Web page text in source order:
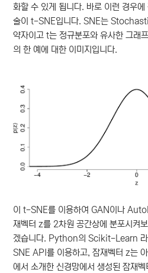
화할 수 있게 됩니다. 바로 이런 경우에
술이 t-SNE입니다. SNE는
약자이고 t는 정규분포와 유사한 그래
의 한 예에 대한 이미지입니다.
이 t-SNE를 이용하여 GAN이나
재벡터 z를 2차원 공간상에 분포시켜
겠습니다. Python의 Scikit-Learn 라
SNE API를 이용하고, 잠재벡터 z는
에서 소개한 신경망에서 생성된 잠재